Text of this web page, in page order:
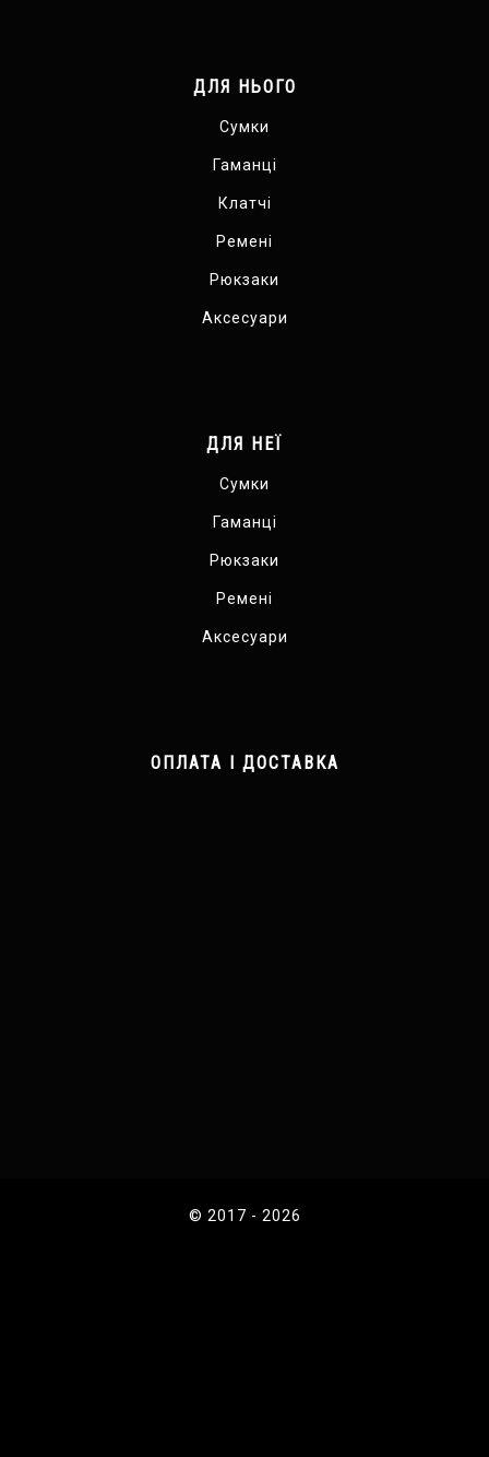
ДЛЯ НЬОГО
Сумки
Гаманці
Клатчі
Ремені
Рюкзаки
Аксесуари
ДЛЯ НЕЇ
Сумки
Гаманці
Рюкзаки
Ремені
Аксесуари
ОПЛАТА І ДОСТАВКА
© 2017 - 2026